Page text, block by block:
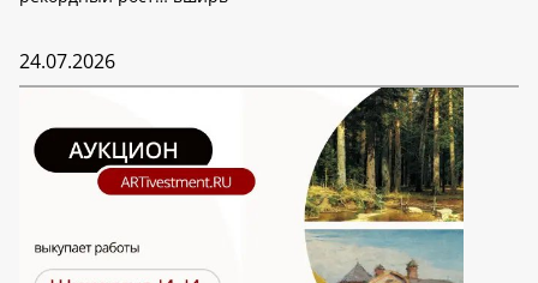
24.07.2026